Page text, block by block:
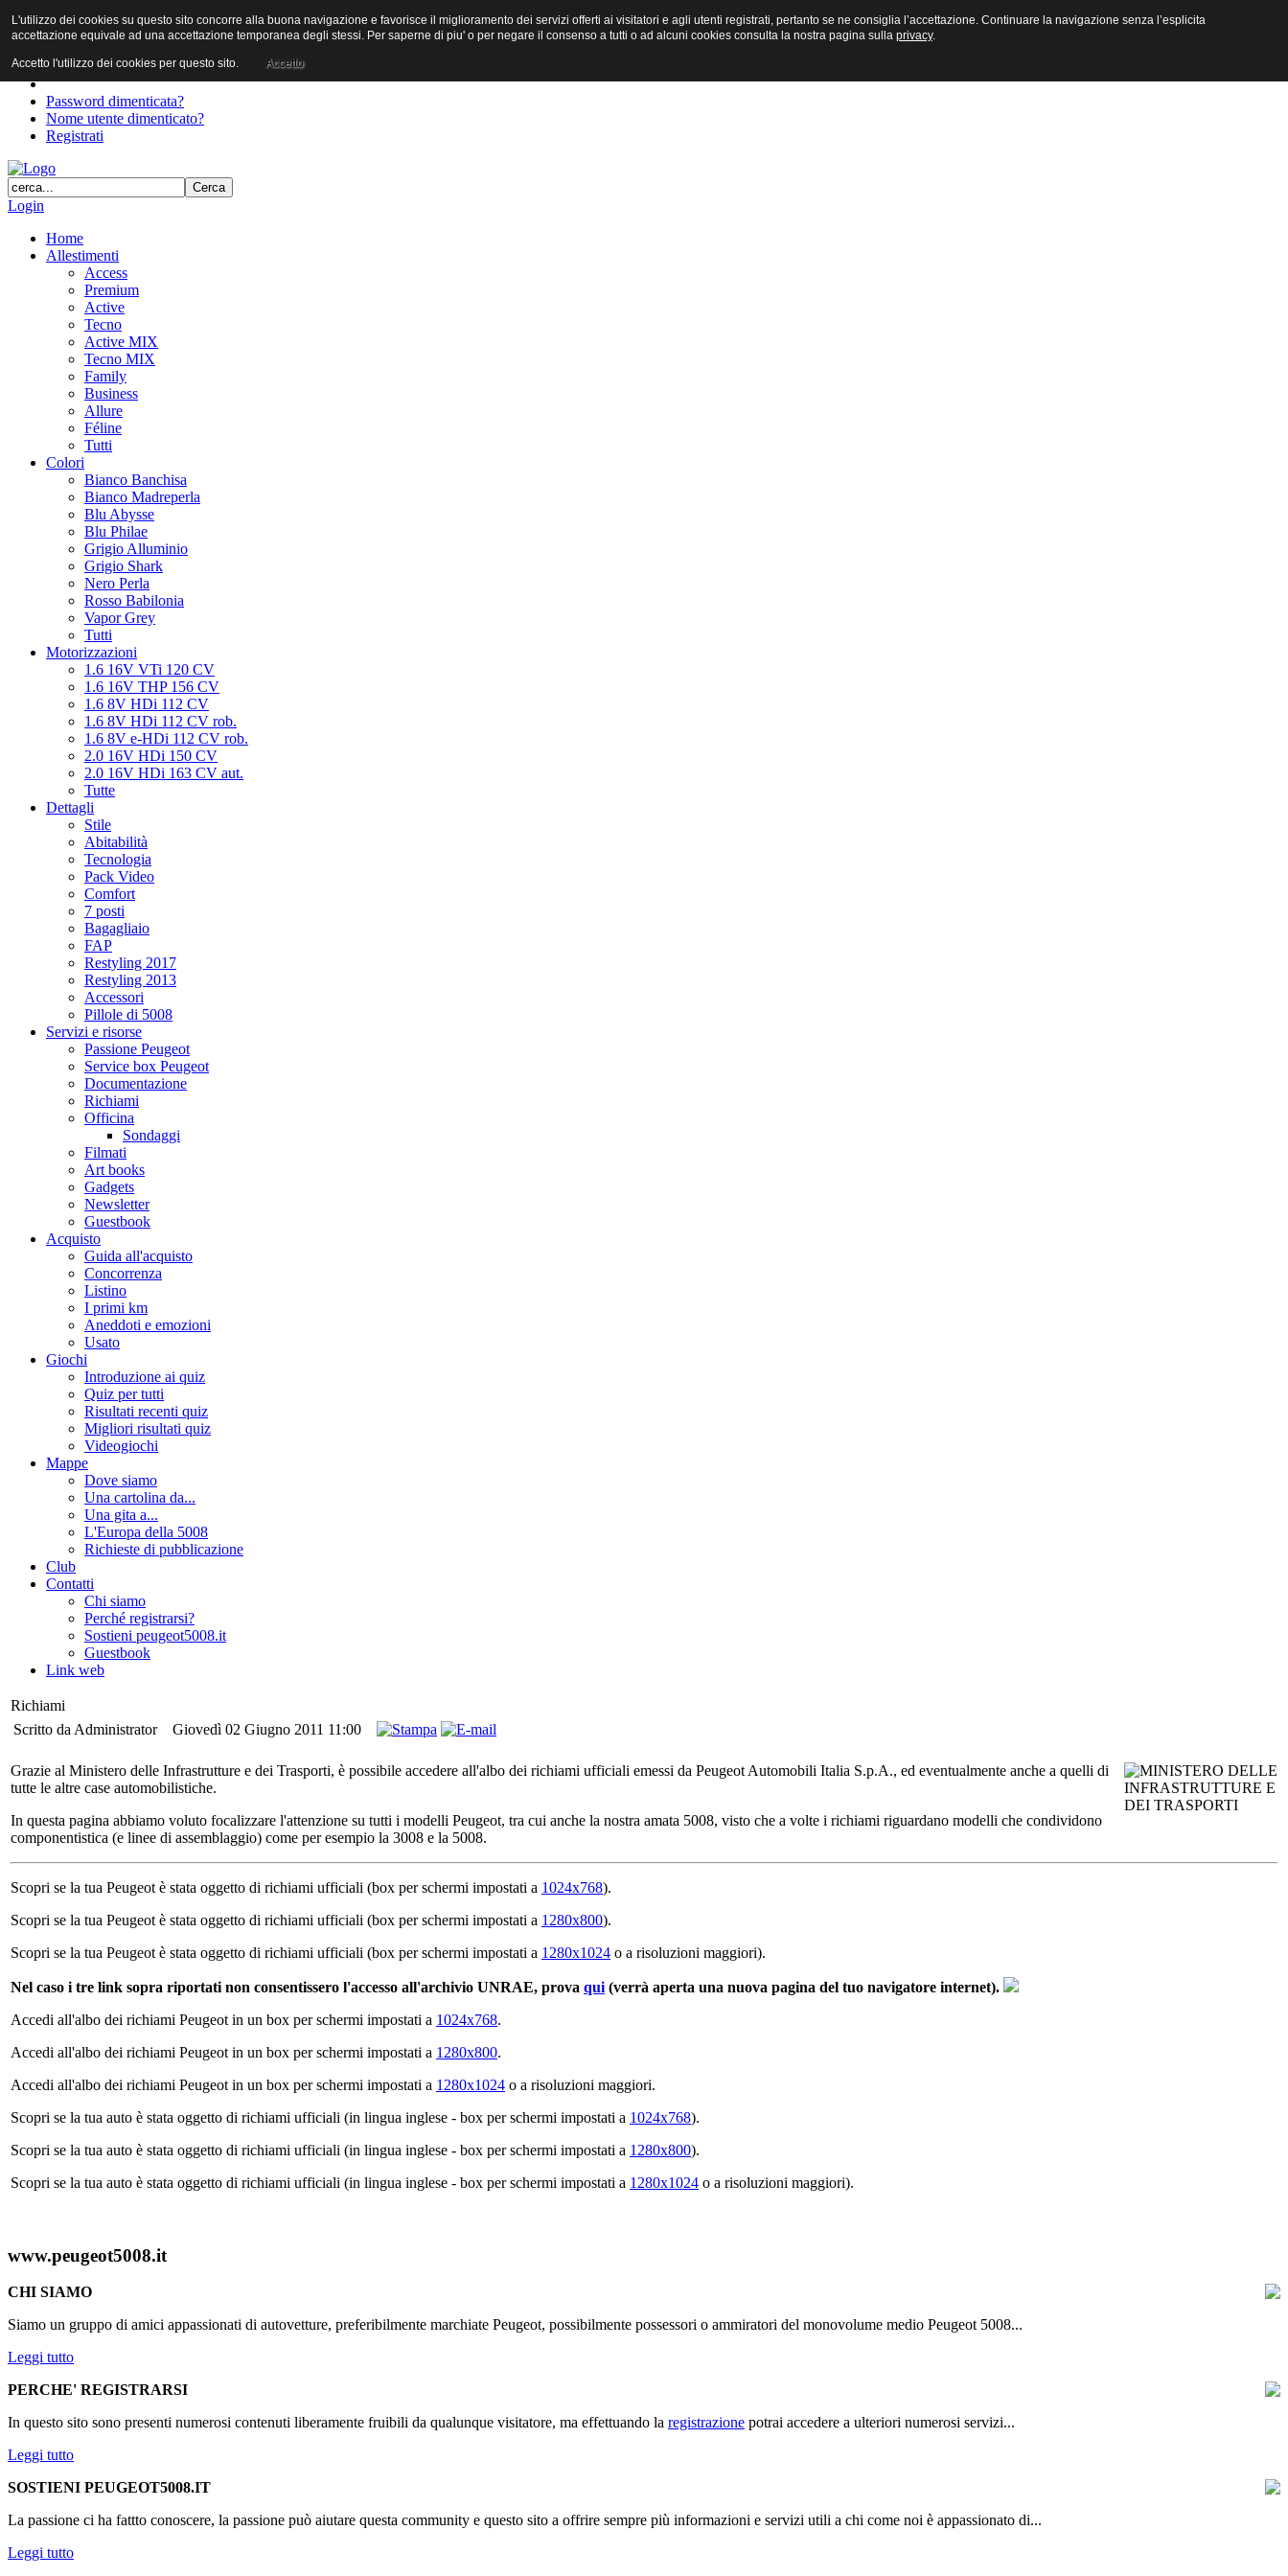
User
Password
Password dimenticata?
Nome utente dimenticato?
Registrati
Login
Home
Allestimenti
Access
Premium
Active
Tecno
Active MIX
Tecno MIX
Family
Business
Allure
Féline
Tutti
Colori
Bianco Banchisa
Bianco Madreperla
Blu Abysse
Blu Philae
Grigio Alluminio
Grigio Shark
Nero Perla
Rosso Babilonia
Vapor Grey
Tutti
Motorizzazioni
1.6 16V VTi 120 CV
1.6 16V THP 156 CV
1.6 8V HDi 112 CV
1.6 8V HDi 112 CV rob.
1.6 8V e-HDi 112 CV rob.
2.0 16V HDi 150 CV
2.0 16V HDi 163 CV aut.
Tutte
Dettagli
Stile
Abitabilità
Tecnologia
Pack Video
Comfort
7 posti
Bagagliaio
FAP
Restyling 2017
Restyling 2013
Accessori
Pillole di 5008
Servizi e risorse
Passione Peugeot
Service box Peugeot
Documentazione
Richiami
Officina
Sondaggi
Filmati
Art books
Gadgets
Newsletter
Guestbook
Acquisto
Guida all'acquisto
Concorrenza
Listino
I primi km
Aneddoti e emozioni
Usato
Giochi
Introduzione ai quiz
Quiz per tutti
Risultati recenti quiz
Migliori risultati quiz
Videogiochi
Mappe
Dove siamo
Una cartolina da...
Una gita a...
L'Europa della 5008
Richieste di pubblicazione
Club
Contatti
Chi siamo
Perché registrarsi?
Sostieni peugeot5008.it
Guestbook
Link web
Richiami
Scritto da Administrator
Giovedì 02 Giugno 2011 11:00
Grazie al Ministero delle Infrastrutture e dei Trasporti, è possibile accedere all'albo dei richiami ufficiali emessi da Peugeot Automobili Italia S.p.A., ed eventualmente anche a quelli di
tutte le altre case automobilistiche.
In questa pagina abbiamo voluto focalizzare l'attenzione su tutti i modelli Peugeot, tra cui anche la nostra amata 5008, visto che a volte i richiami riguardano modelli che condividono
componentistica (e linee di assemblaggio) come per esempio la 3008 e la 5008.
Scopri se la tua Peugeot è stata oggetto di richiami ufficiali (box per schermi impostati a 1024x768).
Scopri se la tua Peugeot è stata oggetto di richiami ufficiali (box per schermi impostati a 1280x800).
Scopri se la tua Peugeot è stata oggetto di richiami ufficiali (box per schermi impostati a 1280x1024 o a risoluzioni maggiori).
Nel caso i tre link sopra riportati non consentissero l'accesso all'archivio UNRAE, prova qui (verrà aperta una nuova pagina del tuo navigatore internet).
Accedi all'albo dei richiami Peugeot in un box per schermi impostati a 1024x768.
Accedi all'albo dei richiami Peugeot in un box per schermi impostati a 1280x800.
Accedi all'albo dei richiami Peugeot in un box per schermi impostati a 1280x1024 o a risoluzioni maggiori.
Scopri se la tua auto è stata oggetto di richiami ufficiali (in lingua inglese - box per schermi impostati a 1024x768).
Scopri se la tua auto è stata oggetto di richiami ufficiali (in lingua inglese - box per schermi impostati a 1280x800).
Scopri se la tua auto è stata oggetto di richiami ufficiali (in lingua inglese - box per schermi impostati a 1280x1024 o a risoluzioni maggiori).
www.peugeot5008.it
CHI SIAMO
Siamo un gruppo di amici appassionati di autovetture, preferibilmente marchiate Peugeot, possibilmente possessori o ammiratori del monovolume medio Peugeot 5008...
Leggi tutto
PERCHE' REGISTRARSI
In questo sito sono presenti numerosi contenuti liberamente fruibili da qualunque visitatore, ma effettuando la registrazione potrai accedere a ulteriori numerosi servizi...
Leggi tutto
SOSTIENI PEUGEOT5008.IT
La passione ci ha fattto conoscere, la passione può aiutare questa community e questo sito a offrire sempre più informazioni e servizi utili a chi come noi è appassionato di...
Leggi tutto
L'utilizzo dei cookies su questo sito concorre alla buona navigazione e favorisce il miglioramento dei servizi offerti ai visitatori e agli utenti registrati, pertanto se ne consiglia l’accettazione. Continuare la navigazione senza l’esplicita
accettazione equivale ad una accettazione temporanea degli stessi. Per saperne di piu' o per negare il consenso a tutti o ad alcuni cookies consulta la nostra pagina sulla privacy.
Accetto l'utilizzo dei cookies per questo sito. Accetto